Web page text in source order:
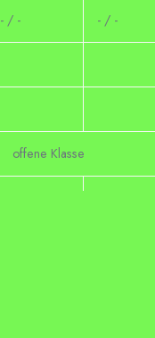
- / - - / -
offene Klasse